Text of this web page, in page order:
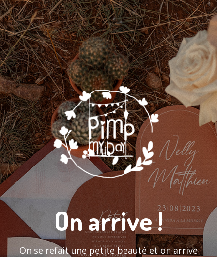
On arrive !
On se refait une petite beauté et on arrive